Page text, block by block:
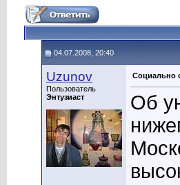
04.07.2008, 20:40
Uzunov
Пользователь
Энтузиаст
Социально
Об